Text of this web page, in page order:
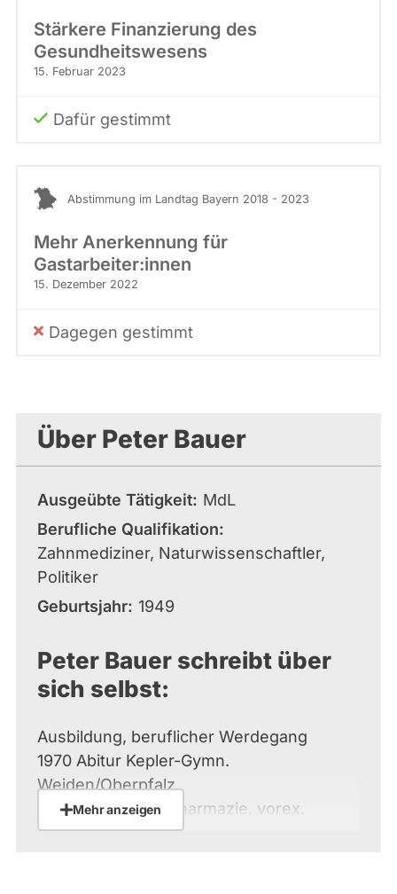
Stärkere Finanzierung des
Gesundheitswesens
15. Februar 2023
Dafür gestimmt
Abstimmung im Landtag Bayern 2018 - 2023
Mehr Anerkennung für
Gastarbeiter:innen
15. Dezember 2022
Dagegen gestimmt
Über Peter Bauer
Ausgeübte Tätigkeit
MdL
Berufliche Qualifikation
Zahnmediziner, Naturwissenschaftler,
Politiker
Geburtsjahr 1949
Peter Bauer schreibt über
sich selbst:
Ausbildung, beruflicher Werdegang
1970 Abitur Kepler-Gymn.
Weiden/Oberpfalz
1970/72 Studium Pharmazie, vorex.
Apotheker
Mehr anzeigen